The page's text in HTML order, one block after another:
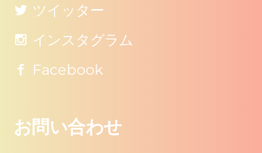
ツイッター
インスタグラム
Facebook
お問い合わせ